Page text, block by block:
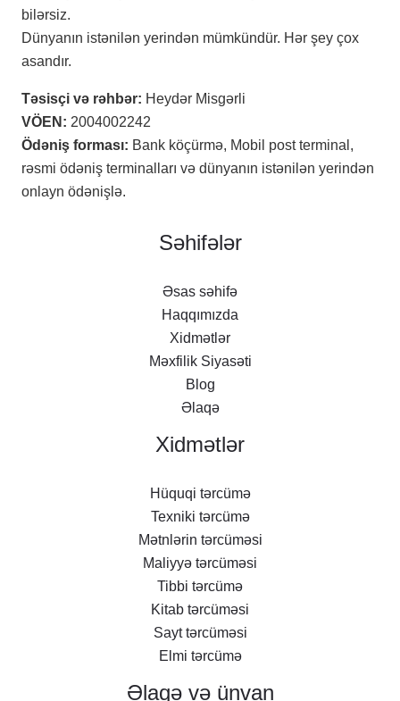
bilərsiz.
Dünyanın istənilən yerindən mümkündür. Hər şey çox
asandır.
Təsisçi və rəhbər: Heydər Misgərli
VÖEN: 2004002242
Ödəniş forması: Bank köçürmə, Mobil post terminal,
rəsmi ödəniş terminalları və dünyanın istənilən yerindən
onlayn ödənişlə.
Səhifələr
Əsas səhifə
Haqqımızda
Xidmətlər
Məxfilik Siyasəti
Blog
Əlaqə
Xidmətlər
Hüquqi tərcümə
Texniki tərcümə
Mətnlərin tərcüməsi
Maliyyə tərcüməsi
Tibbi tərcümə
Kitab tərcüməsi
Sayt tərcüməsi
Elmi tərcümə
Əlaqə və ünvan